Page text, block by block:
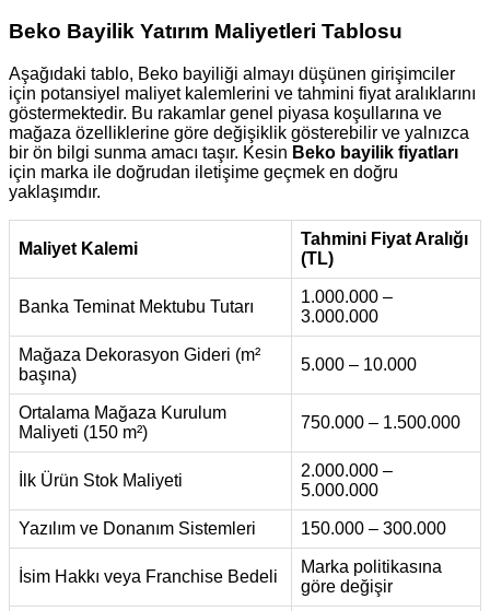
Beko Bayilik Yatırım Maliyetleri Tablosu
Aşağıdaki tablo, Beko bayiliği almayı düşünen girişimciler
için potansiyel maliyet kalemlerini ve tahmini fiyat aralıklarını
göstermektedir. Bu rakamlar genel piyasa koşullarına ve
mağaza özelliklerine göre değişiklik gösterebilir ve yalnızca
bir ön bilgi sunma amacı taşır. Kesin Beko bayilik fiyatları
için marka ile doğrudan iletişime geçmek en doğru
yaklaşımdır.
Maliyet Kalemi
Tahmini Fiyat Aralığı
(TL)
Banka Teminat Mektubu Tutarı
1.000.000 –
3.000.000
Mağaza Dekorasyon Gideri (m²
başına)
5.000 – 10.000
Ortalama Mağaza Kurulum
Maliyeti (150 m²)
750.000 – 1.500.000
İlk Ürün Stok Maliyeti
2.000.000 –
5.000.000
Yazılım ve Donanım Sistemleri 150.000 – 300.000
İsim Hakkı veya Franchise Bedeli
Marka politikasına
göre değişir